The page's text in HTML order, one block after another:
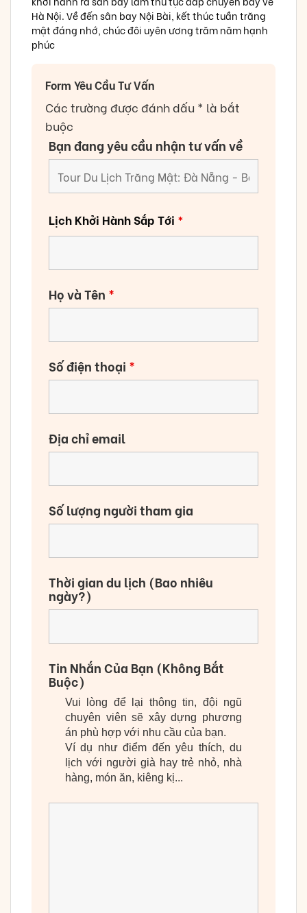
Hà Nội. Về đến sân bay Nội Bài, kết thúc tuần trăng
mật đáng nhớ, chúc đôi uyên ương trăm năm hạnh
phúc
Form Yêu Cầu Tư Vấn
Các trường được đánh dấu * là bắt
buộc
Bạn đang yêu cầu nhận tư vấn về
Lịch Khởi Hành Sắp Tới *
Họ và Tên *
Số điện thoại *
Địa chỉ email
Số lượng người tham gia
Thời gian du lịch (Bao nhiêu
ngày?)
Tin Nhắn Của Bạn (Không Bắt
Buộc)
Vui lòng để lại thông tin, đội ngũ
chuyên viên sẽ xây dựng phương
án phù hợp với nhu cầu của bạn.
Ví dụ như điểm đến yêu thích, du
lịch với người già hay trẻ nhỏ, nhà
hàng, món ăn, kiêng kị...